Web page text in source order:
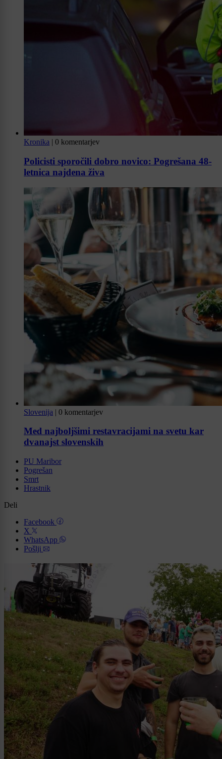
Kronika | 0 komentarjev
Policisti sporočili dobro novico: Pogrešana 48-
letnica najdena živa
Slovenija | 0 komentarjev
Med najboljšimi restavracijami na svetu kar
dvanajst slovenskih
PU Maribor
Pogrešan
Smrt
Hrastnik
Deli
Facebook
X
WhatsApp
Pošlji